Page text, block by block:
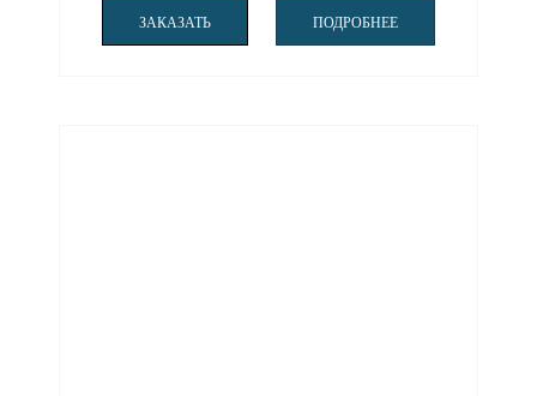
ЗАКАЗАТЬ ПОДРОБНЕЕ